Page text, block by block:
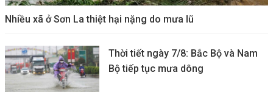
Nhiều xã ở Sơn La thiệt hại nặng do mưa lũ
Thời tiết ngày 7/8: Bắc Bộ và Nam
Bộ tiếp tục mưa dông